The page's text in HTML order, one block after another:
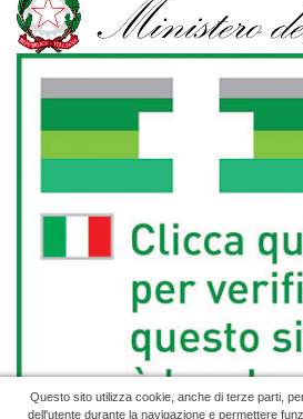
Questo sito utilizza cookie, anche di terze parti,
dell'utente durante la navigazione e permettere